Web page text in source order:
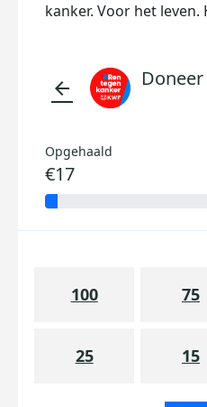
kanker. Voor het leven.
arrow_back
Opgehaald
€17
100 75
25 15